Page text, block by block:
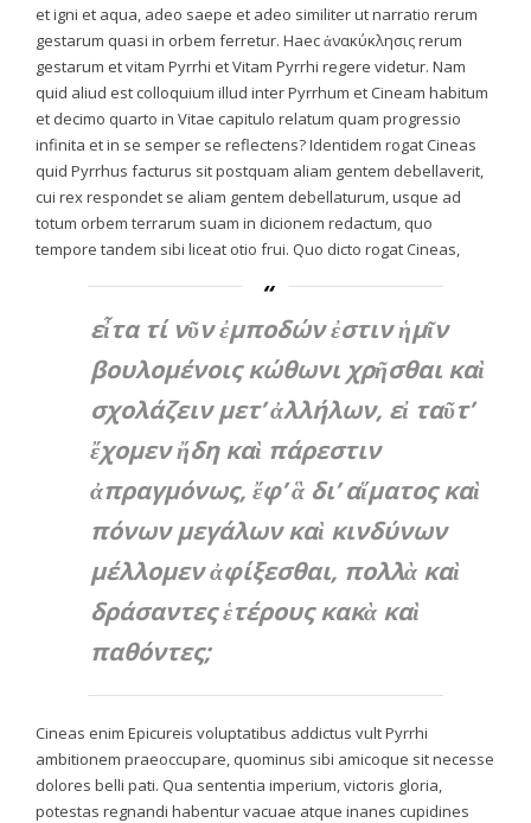
et igni et aqua, adeo saepe et adeo similiter ut narratio rerum
gestarum quasi in orbem ferretur. Haec ἀνακύκλησις rerum
gestarum et vitam Pyrrhi etVitam Pyrrhi regere videtur. Nam
quid aliud est colloquium illud inter Pyrrhum et Cineam habitum
et decimo quarto in Vitae capitulo relatum quam progressio
infinita et in se semper se reflectens? Identidem rogat Cineas
quid Pyrrhus facturus sit postquam aliam gentem debellaverit,
cui rex respondet se aliam gentem debellaturum, usque ad
totum orbem terrarum suam in dicionem redactum, quo
tempore tandem sibi liceat otio frui. Quo dicto rogat Cineas,
εἶτα τί νῦν ἐμποδών ἐστιν ἡμῖν
βουλομένοις κώθωνι χρῆσθαι καὶ
σχολάζειν μετ’ ἀλλήλων, εἰ ταῦτ’
ἔχομεν ἤδη καὶ πάρεστιν
ἀπραγμόνως, ἔφ’ ἃ δι’ αἵματος καὶ
πόνων μεγάλων καὶ κινδύνων
μέλλομεν ἀφίξεσθαι, πολλὰ καὶ
δράσαντες ἑτέρους κακὰ καὶ
παθόντες;
Cineas enim Epicureis voluptatibus addictus vult Pyrrhi
ambitionem praeoccupare, quominus sibi amicoque sit necesse
dolores belli pati. Qua sententia imperium, victoris gloria,
potestas regnandi habentur vacuae atque inanes cupidines